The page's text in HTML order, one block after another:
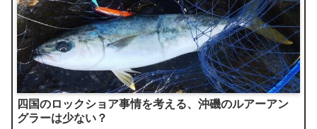
四国のロックショア事情を考える、沖磯のルアーアン
グラーは少ない？